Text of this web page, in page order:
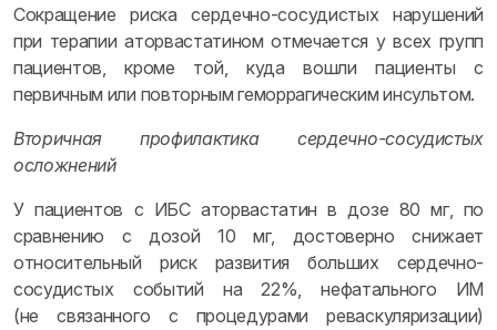
Сокращение риска сердечно-сосудистых нарушений
при терапии аторвастатином отмечается у всех групп
пациентов, кроме той, куда вошли пациенты с
первичным или повторным геморрагическим инсультом.
Вторичная профилактика сердечно-сосудистых
осложнений
У пациентов с ИБС аторвастатин в дозе 80 мг, по
сравнению с дозой 10 мг, достоверно снижает
относительный риск развития больших сердечно-
сосудистых событий на 22%, нефатального ИМ
(не связанного с процедурами реваскуляризации)